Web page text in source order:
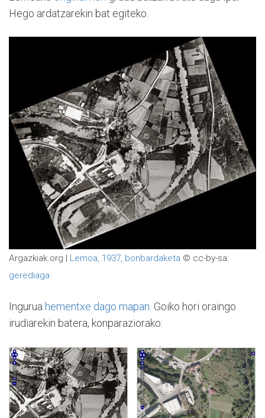
Hego ardatzarekin bat egiteko.
Argazkiak.org | Lemoa, 1937, bonbardaketa © cc-by-sa:
gerediaga
Ingurua hementxe dago mapan. Goiko hori oraingo
irudiarekin batera, konparaziorako: